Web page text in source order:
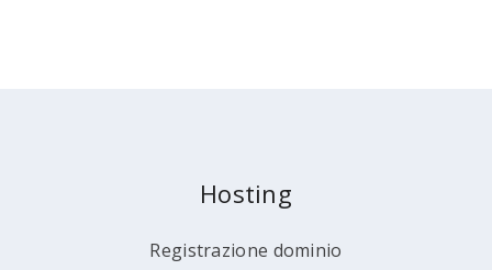
Hosting
Registrazione dominio